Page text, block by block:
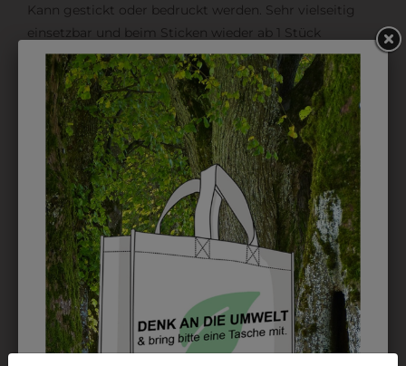
Kann gestickt oder bedruckt werden. Sehr vielseitig
einsetzbar und beim Sticken wieder ab 1 Stück
möglich.
DRUCK
Perfekt für große Logos und für kleine Details, jedoch
kostet jede Farbe extra und ist erst ab 12 Stück
möglich. Waschbar bis zu 60°C.
DAS KÖNNTE IHNEN